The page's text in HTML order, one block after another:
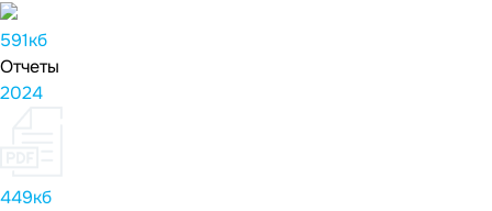
591кб
Отчеты
2024
449кб